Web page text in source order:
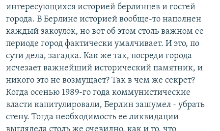
интересующихся историей берлинцев и гостей
города. В Берлине историей вообще-то наполнен
каждый закоулок, но вот об этом столь важном ее
периоде город фактически умалчивает. И это, по
сути дела, загадка. Как же так, посреди города
исчезает важнейший исторический памятник, и
никого это не возмущает? Так в чем же секрет?
Когда осенью 1989-го года коммунистические
власти капитулировали, Берлин зашумел - убрать
стену. Тогда необходимость ее ликвидации